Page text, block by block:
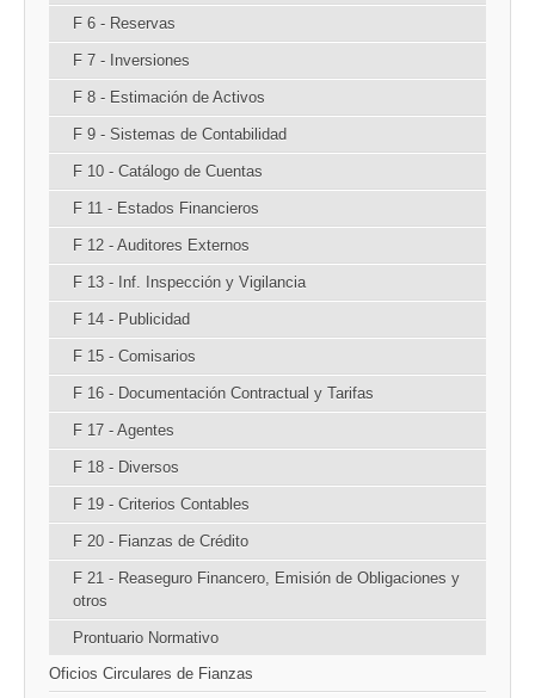
F 6 - Reservas
F 7 - Inversiones
F 8 - Estimación de Activos
F 9 - Sistemas de Contabilidad
F 10 - Catálogo de Cuentas
F 11 - Estados Financieros
F 12 - Auditores Externos
F 13 - Inf. Inspección y Vigilancia
F 14 - Publicidad
F 15 - Comisarios
F 16 - Documentación Contractual y Tarifas
F 17 - Agentes
F 18 - Diversos
F 19 - Criterios Contables
F 20 - Fianzas de Crédito
F 21 - Reaseguro Financero, Emisión de Obligaciones y
otros
Prontuario Normativo
Oficios Circulares de Fianzas